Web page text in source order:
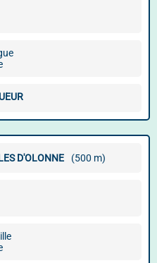
D'OLONNE (500 m)